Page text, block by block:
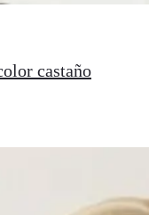
castaño